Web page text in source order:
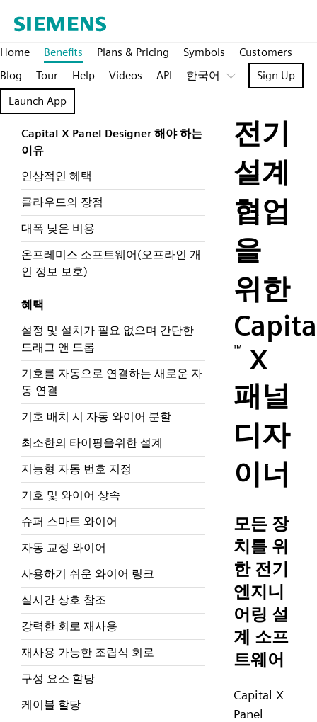
Home Benefits Plans & Pricing Symbols
Customers
Blog
Tour Help Videos API 한국어
Sign Up
Launch App
Capital X Panel Designer 해야 하는
이유
인상적인 혜택
클라우드의 장점
대폭 낮은 비용
온프레미스 소프트웨어(오프라인 개
인 정보 보호)
혜택
설정 및 설치가 필요 없으며 간단한
드래그 앤 드롭
기호를 자동으로 연결하는 새로운 자
동 연결
기호 배치 시 자동 와이어 분할
최소한의 타이핑을위한 설계
지능형 자동 번호 지정
기호 및 와이어 상속
슈퍼 스마트 와이어
자동 교정 와이어
사용하기 쉬운 와이어 링크
실시간 상호 참조
강력한 회로 재사용
재사용 가능한 조립식 회로
구성 요소 할당
케이블 할당
전기
설계
협업
을
위한
™
X
패널
디자
이너
모든 장
치를 위
한 전기
엔지니
어링 설
계 소프
트웨어
Capital X
Panel